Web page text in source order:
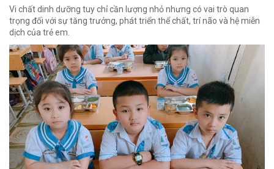
Vi chất dinh dưỡng tuy chỉ cần lượng nhỏ nhưng có vai trò quan
trọng đối với sự tăng trưởng, phát triển thể chất, trí não và hệ miễn
dịch của trẻ em.